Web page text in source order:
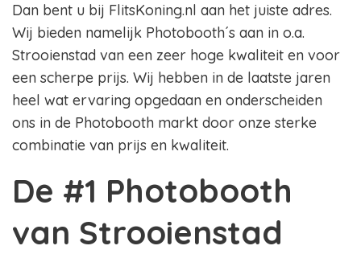
Dan bent u bij FlitsKoning.nl aan het juiste adres.
Wij bieden namelijk Photobooth´s aan in o.a.
Strooienstad van een zeer hoge kwaliteit en voor
een scherpe prijs. Wij hebben in de laatste jaren
heel wat ervaring opgedaan en onderscheiden
ons in de Photobooth markt door onze sterke
combinatie van prijs en kwaliteit.
De #1 Photobooth
van Strooienstad